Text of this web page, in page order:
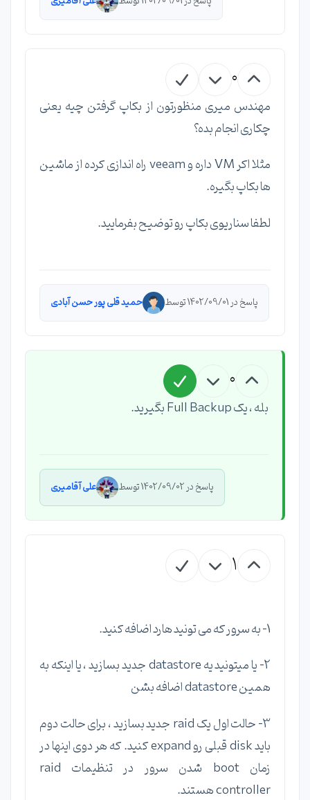
0
مهندس میری منظورتون از بکاپ گرفتن چیه یعنی
چکاری انجام بده؟
مثلا اکر VM داره و veeam راه اندازی کرده از ماشین
ها بکاپ بگیره.
لطفا سناریوی بکاپ رو توضیح بفرمایید.
پاسخ در 1402/09/01 توسط حمید قلی پور حسن آبادی
0
بله ، یک Full Backup بگیرید.
پاسخ در 1402/09/02 توسط علی آقامیری
1
1- به سرور که می تونید هارد اضافه کنید.
2- یا میتونید یه datastore جدید بسازید ، یا اینکه به
همین datastore اضافه بشن
3- حالت اول یک raid جدید بسازید ، برای حالت دوم
باید disk قبلی رو expand کنید. که هر دوی اینها در
زمان boot شدن سرور در تنظیمات raid
controller هستند.